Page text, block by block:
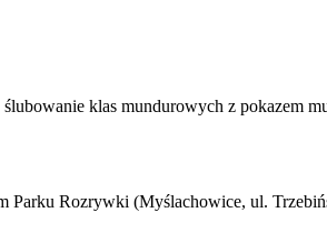
klas mundurowych z pokazem
Rozrywki (Myślachowice, ul.